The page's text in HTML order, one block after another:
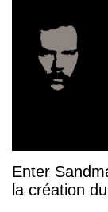
Enter
la création